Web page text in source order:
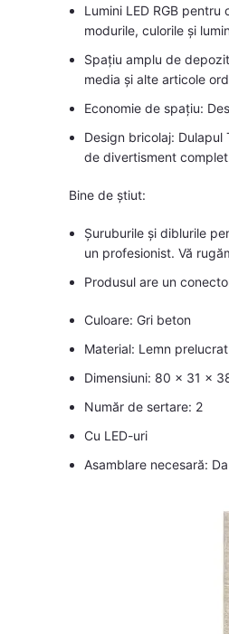
Lumini LED RGB
modurile, culorile și
Spațiu amplu de
media și alte articole
Economie de spațiu:
Design bricolaj:
de divertisment
Bine de știut:
Șuruburile și diblurile
un profesionist. Vă
Produsul are un
Culoare: Gri beton
Material: Lemn prelucrat
Dimensiuni: 80 x 31 x
Număr de sertare: 2
Cu LED-uri
Asamblare necesară: Da